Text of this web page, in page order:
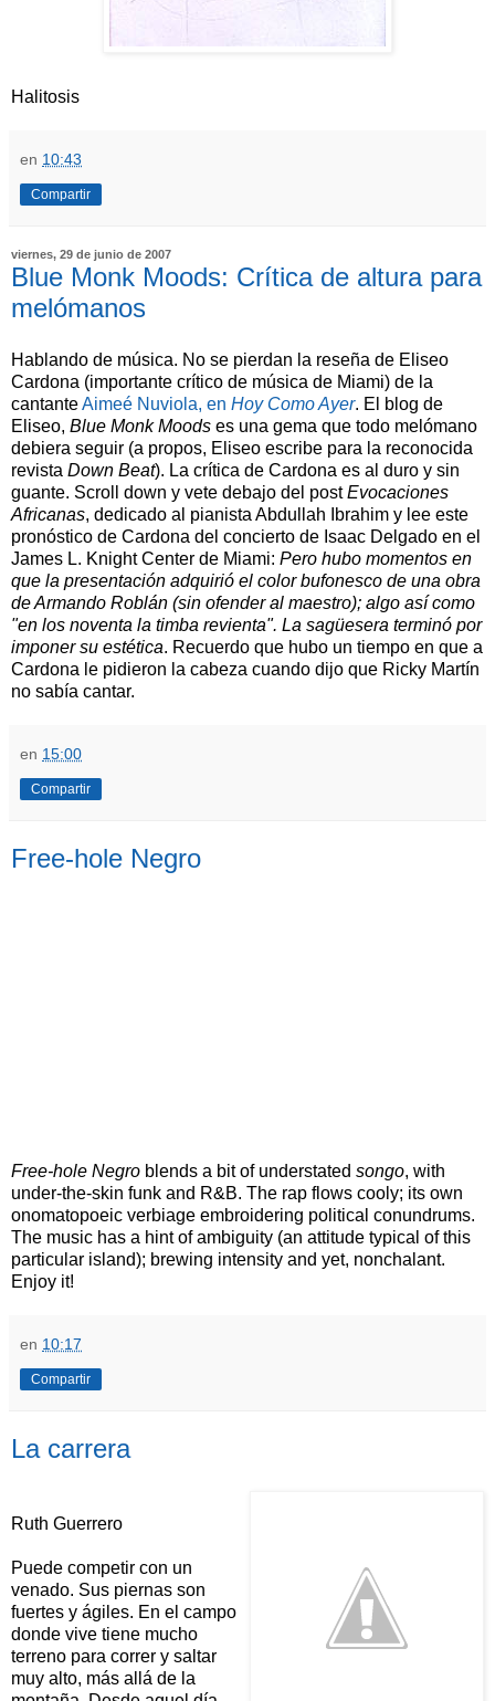
Halitosis
en 10:43
Compartir
viernes, 29 de junio de 2007
Blue Monk Moods: Crítica de altura para
melómanos
Hablando de música. No se pierdan la reseña de Eliseo
Cardona (importante crítico de música de Miami) de la
cantanteAimeé Nuviola, en Hoy Como Ayer. El blog de
Eliseo, Blue Monk Moods es una gema que todo melómano
debiera seguir (a propos, Eliseo escribe para la reconocida
revista Down Beat). La crítica de Cardona es al duro y sin
guante. Scroll down y vete debajo del postEvocaciones
Africanas, dedicado al pianista Abdullah Ibrahim y lee este
pronóstico de Cardona del concierto de Isaac Delgado en el
James L. Knight Center de Miami: Pero hubo momentos en
que la presentación adquirió el color bufonesco de una obra
de Armando Roblán (sin ofender al maestro); algo así como
"en los noventa la timba revienta". La sagüesera terminó por
imponer su estética. Recuerdo que hubo un tiempo en que a
Cardona le pidieron la cabeza cuando dijo que Ricky Martín
no sabía cantar.
en 15:00
Compartir
Free-hole Negro
Free-hole Negro blends a bit of understated songo, with
under-the-skin funk and R&B. The rap flows cooly; its own
onomatopoeic verbiage embroidering political conundrums.
The music has a hint of ambiguity (an attitude typical of this
particular island); brewing intensity and yet, nonchalant.
Enjoy it!
en 10:17
Compartir
La carrera
Ruth Guerrero
Puede competir con un
venado. Sus piernas son
fuertes y ágiles. En el campo
donde vive tiene mucho
terreno para correr y saltar
muy alto, más allá de la